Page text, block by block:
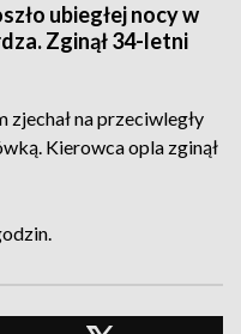
ubiegłej nocy w
Zginął 34-letni
zjechał na przeciwległy
Kierowca opla zginął